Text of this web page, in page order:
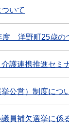
いて
洋野町25歳の
護連携推進セミ
公営）制度につ
員補欠選挙に係